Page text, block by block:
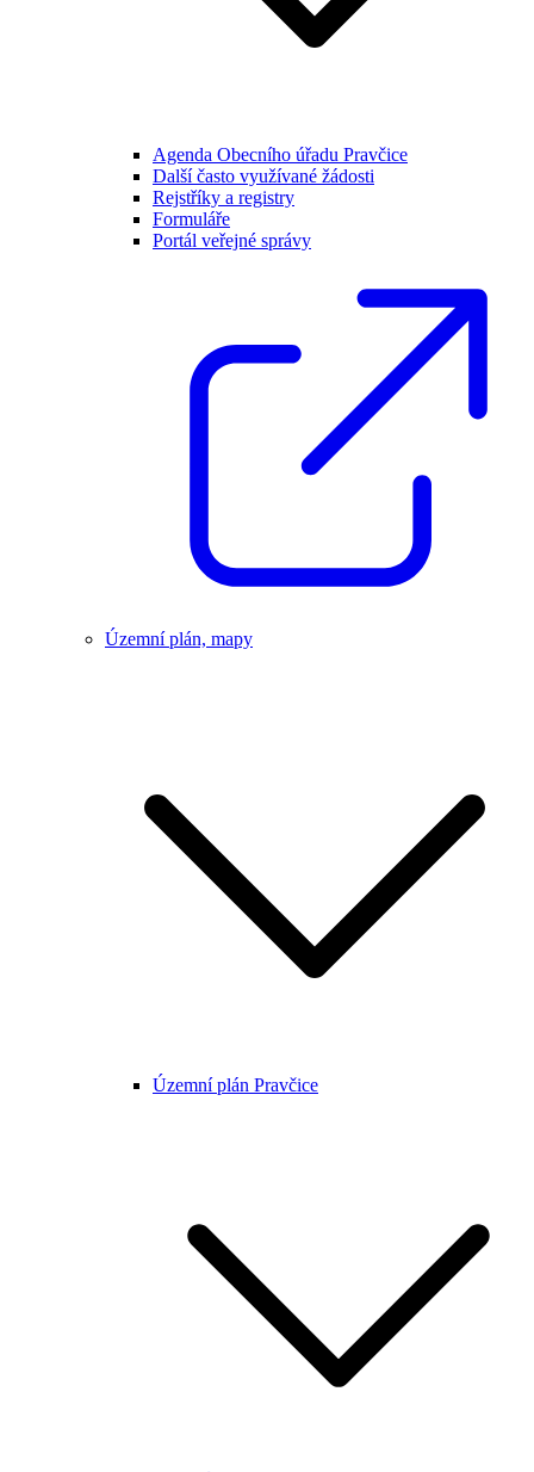
Agenda Obecního úřadu Pravčice
Další často využívané žádosti
Rejstříky a registry
Formuláře
Portál veřejné správy
Územní plán, mapy
Územní plán Pravčice